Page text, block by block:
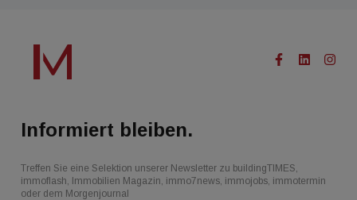
Informiert bleiben.
Treffen Sie eine Selektion unserer Newsletter zu buildingTIMES,
immoflash, Immobilien Magazin, immo7news, immojobs, immotermin
oder dem Morgenjournal